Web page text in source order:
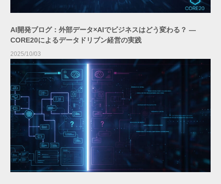
AI開発ブログ：外部データ×AIでビジネスはどう変わる？ ―
CORE20によるデータドリブン経営の実践
2025/10/03